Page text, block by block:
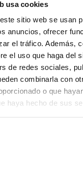
usa cookies
sitio web se usan
anuncios, ofrecer
el tráfico. Además,
el uso que haga del
de redes sociales,
combinarla con
o que
haya hecho de sus
Conde Mirasol 2),
de 10:00 a
espacio único en la
necesario realizar
el sábado 16 de
además con una
que rodean la
barrio.